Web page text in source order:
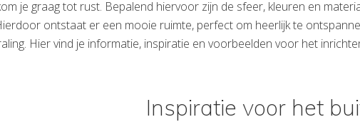
je graag tot rust. Bepalend hiervoor zijn de sfeer, kleuren en
ontstaat er een mooie ruimte, perfect om heerlijk te
Hier vind je informatie, inspiratie en voorbeelden voor het
Inspiratie voor het